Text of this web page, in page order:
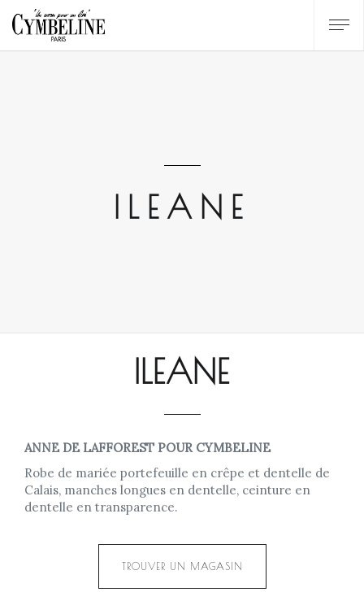
ILEANE
ILEANE
ANNE DE LAFFOREST POUR CYMBELINE
Robe de mariée portefeuille en crêpe et dentelle de
Calais, manches longues en dentelle, ceinture en
dentelle en transparence.
TROUVER UN MAGASIN